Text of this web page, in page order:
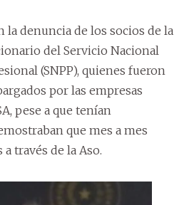
la denuncia de los socios de la
del Servicio Nacional
(SNPP), quienes fueron
por las empresas
pese a que tenían
que mes a mes
través de la Aso.